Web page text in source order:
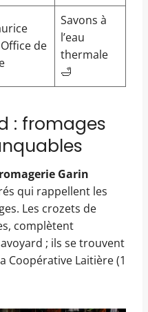
de
Savons à
l’eau
thermale
🛁
: fromages
Garin
qui rappellent les
Les crozets de
complètent
; ils se trouvent
Coopérative Laitière (1